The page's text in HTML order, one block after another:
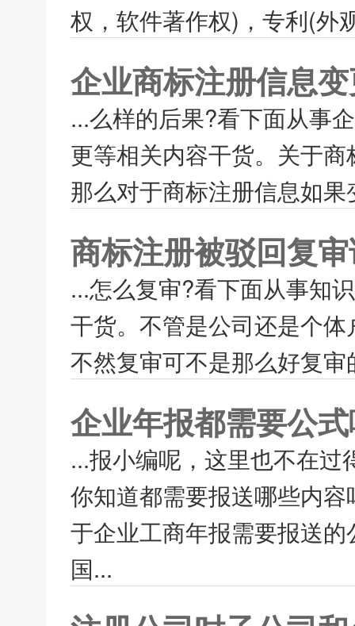
权，软件著作权)，专利(外
企业商标注册信息
...么样的后果?看下面从事
更等相关内容干货。关于
那么对于商标注册信息如
商标注册被驳回复
...怎么复审?看下面从事知
干货。不管是公司还是个
不然复审可不是那么好复
企业年报都需要公
...报小编呢，这里也不在
你知道都需要报送哪些内
于企业工商年报需要报送
国...